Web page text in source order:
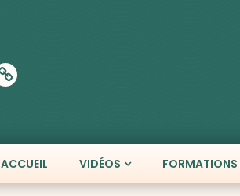
ACCUEIL VIDÉOS FORMATIONS